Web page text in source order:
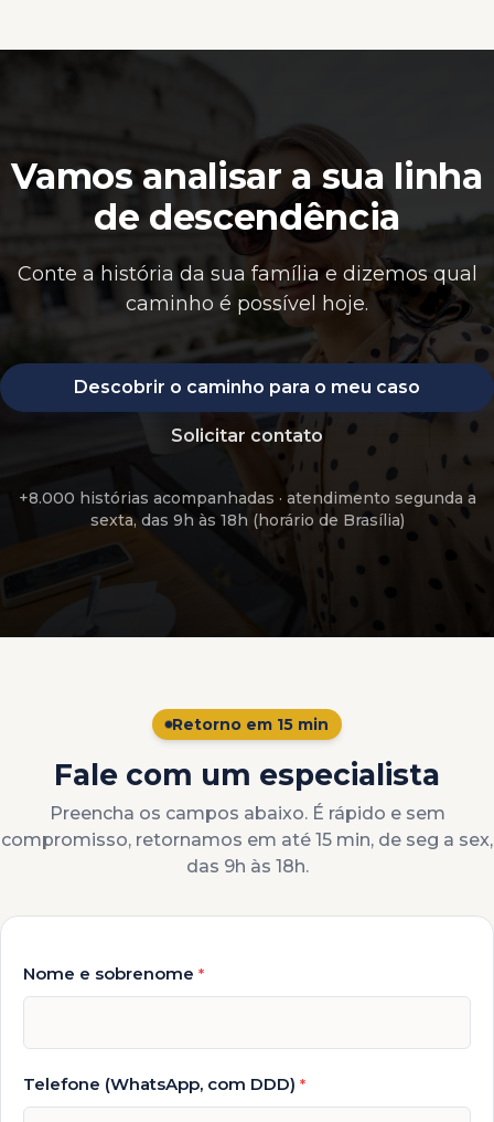
Vamos analisar a sua linha
de descendência
Conte a história da sua família e dizemos qual
caminho é possível hoje.
Descobrir o caminho para o meu caso
Solicitar contato
+8.000 histórias acompanhadas · atendimento segunda a
sexta, das 9h às 18h (horário de Brasília)
Retorno em 15 min
Fale com um especialista
Preencha os campos abaixo. É rápido e sem
compromisso, retornamos em até 15 min, de seg a sex,
das 9h às 18h.
Nome e sobrenome *
Telefone (WhatsApp, com DDD) *